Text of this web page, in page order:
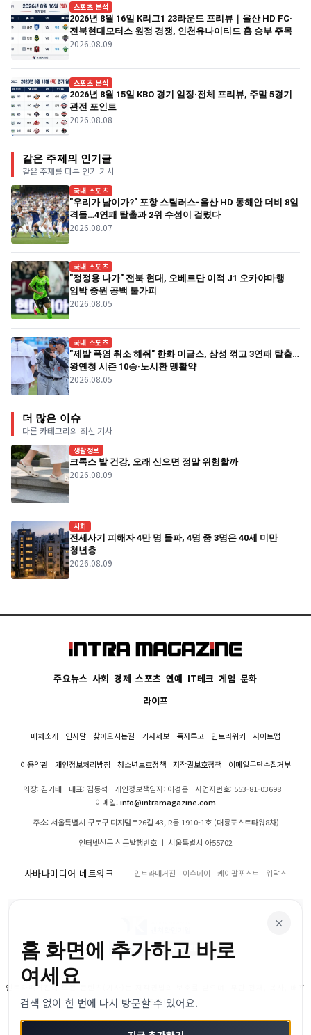
스포츠 분석
2026년 8월 16일 K리그1 23라운드 프리뷰｜울산 HD FC·
전북현대모터스 원정 경쟁, 인천유나이티드 홈 승부 주목
2026.08.09
스포츠 분석
2026년 8월 15일 KBO 경기 일정·전체 프리뷰, 주말 5경기
관전 포인트
2026.08.08
같은 주제의 인기글
같은 주제를 다룬 인기 기사
국내 스포츠
"우리가 남이가?" 포항 스틸러스-울산 HD 동해안 더비 8일
격돌…4연패 탈출과 2위 수성이 걸렸다
2026.08.07
국내 스포츠
"정정용 나가" 전북 현대, 오베르단 이적 J1 오카야마행
임박 중원 공백 불가피
2026.08.05
국내 스포츠
"제발 폭염 취소 해줘" 한화 이글스, 삼성 꺾고 3연패 탈출…
왕옌청 시즌 10승·노시환 맹활약
2026.08.05
더 많은 이슈
다른 카테고리의 최신 기사
생활정보
크록스 발 건강, 오래 신으면 정말 위험할까
2026.08.09
사회
전세사기 피해자 4만 명 돌파, 4명 중 3명은 40세 미만
청년층
2026.08.09
주요뉴스 사회 경제 스포츠 연예 IT테크 게임 문화
라이프
매체소개 인사말 찾아오시는길 기사제보 독자투고 인트라위키 사이트맵
이용약관 개인정보처리방침 청소년보호정책 저작권보호정책 이메일무단수집거부
의장: 김기태 대표: 김동석 개인정보책임자: 이경은
사업자번호: 553-81-03698
이메일:info@intramagazine.com
주소: 서울특별시 구로구 디지털로26길 43, R동 1910-1호 (대륭포스트타워8차)
인터넷신문 신문발행번호 ㅣ 서울특별시 아55702
사바나미디어 네트워크 인트라매거진 이슈데이 케이팝포스트 위닥스
인트라매거진의 모든 콘텐츠(기사)는 저작권법의 보호를 받으며, 무단 전재, 복사, 배포
등을 금합니다.
© 2024–2026 인트라매거진. All Rights Reserved
×
홈 화면에 추가하고 바로
여세요
검색 없이 한 번에 다시 방문할 수 있어요.